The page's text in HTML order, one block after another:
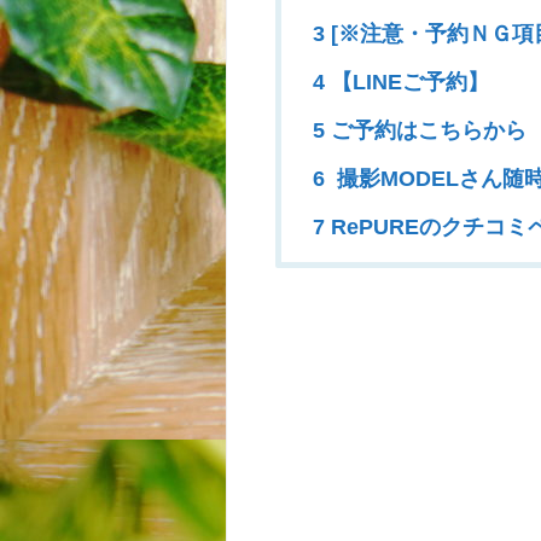
3 [※注意・予約ＮＧ項
4 【LINEご予約】
5 ご予約はこちらから
6 撮影MODELさん随
7 RePUREのクチコミ